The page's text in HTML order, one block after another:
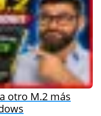
otro M.2 más